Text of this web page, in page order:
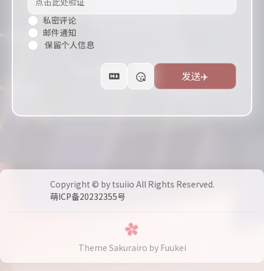
私密评论
邮件通知
保留个人信息
Copyright © by tsuiio All Rights Reserved.
萌ICP备20232355号
Theme Sakurairo by Fuukei